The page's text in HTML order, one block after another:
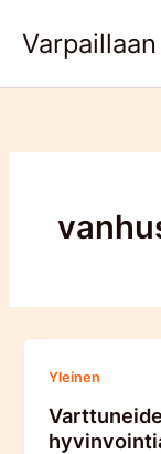
Yleinen